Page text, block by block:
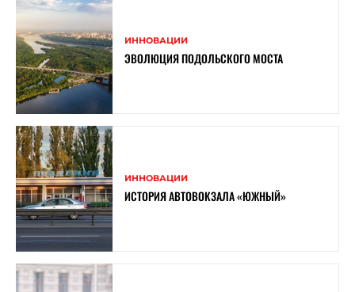
ИННОВАЦИИ
ЭВОЛЮЦИЯ ПОДОЛЬСКОГО МОСТА
ИННОВАЦИИ
ИСТОРИЯ АВТОВОКЗАЛА «ЮЖНЫЙ»